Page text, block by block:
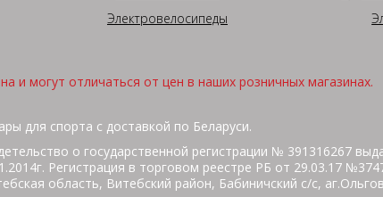
Электровелосипеды
и могут отличаться от цен в наших розничных магазинах.
для спорта с доставкой по Беларуси.
о государственной регистрации № 391316267
Регистрация в торговом реестре РБ от 29.03.17
область, Витебский район, Бабиничский с/с,